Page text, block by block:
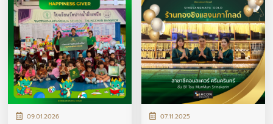
09.01.2026 07.11.2025